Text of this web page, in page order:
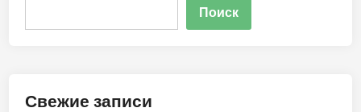
Поиск
Свежие записи